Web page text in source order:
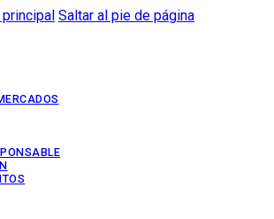
Saltar al pie de página